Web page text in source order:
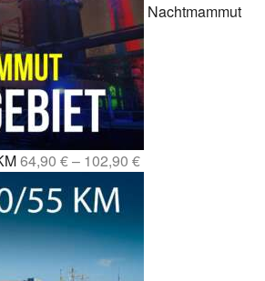
Nachtmammut
64,90 €– 102,90 €